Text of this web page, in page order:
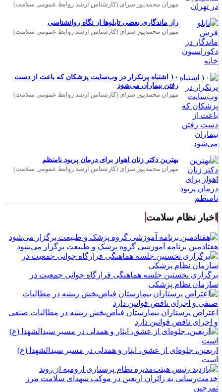
مهران محمدپور سرای (کارشناس ارشد روابط عمومی سلامت)
راز ماندگاری بعضی تابلوها از نگاه روانشناسی
مهران محمدپور سرای (کارشناس ارشد روابط عمومی سلامت)
۱۰ اشتباه پرتکرار در وب‌سایت پزشکان که باعث از دست
رفتن بیماران می‌شود
مهران محمدپور سرای (کارشناس ارشد روابط عمومی سلامت)
بهترین دکتر زنان اهواز برای درمان پریود نامنظم
مهران محمدپور سرای (کارشناس ارشد روابط عمومی سلامت)
اخبار نظام سلامت
هفتادمین برنامه آموزشی گروه پزشک و طبیعت برگزار می‌شود
برگزاری نخستین جلسه هماهنگی قرارگاه جوانی جمعیت در
سازمان نظام پزشکی
اعتراض پرستاران بیمارستان فیاض‌بخش ریشه در مطالبات صنفی
و اجرای ناقص قوانین دارد
اربعین، جلوه‌ای از عشق، ایثار و همدلی در مسیر سیدالشهدا (ع)
است